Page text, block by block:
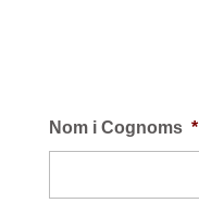
Nom i Cognoms *